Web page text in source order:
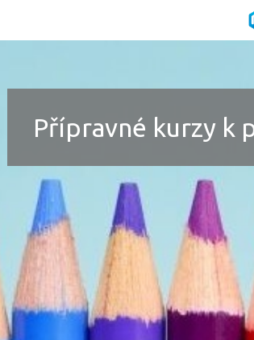
Přípravné kurzy k